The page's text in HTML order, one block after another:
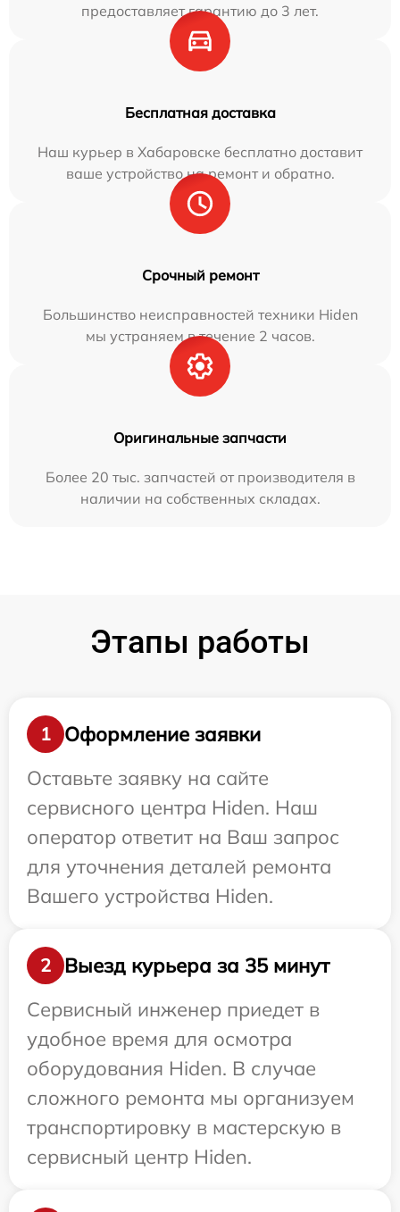
предоставляет гарантию до 3 лет.
Бесплатная доставка
Наш курьер в Хабаровске бесплатно доставит
ваше устройство на ремонт и обратно.
Срочный ремонт
Большинство неисправностей техники Hiden
мы устраняем в течение 2 часов.
Оригинальные запчасти
Более 20 тыс. запчастей от производителя в
наличии на собственных складах.
Этапы работы
1
Оформление заявки
Оставьте заявку на сайте
сервисного центра Hiden. Наш
оператор ответит на Ваш запрос
для уточнения деталей ремонта
Вашего устройства Hiden.
2
Выезд курьера за 35 минут
Сервисный инженер приедет в
удобное время для осмотра
оборудования Hiden. В случае
сложного ремонта мы организуем
транспортировку в мастерскую в
сервисный центр Hiden.